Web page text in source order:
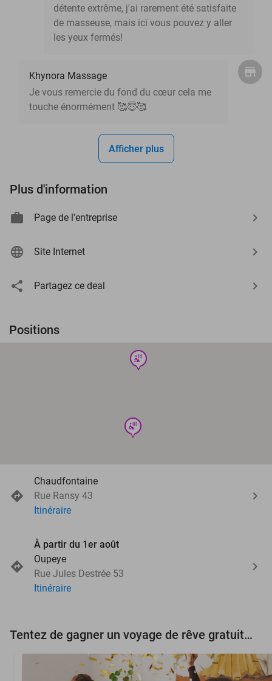
détente extrême, j'ai rarement été satisfaite
de masseuse, mais ici vous pouvez y aller
les yeux fermés!
Khynora Massage
Je vous remercie du fond du cœur cela me
touche énormément 🥰😇🥰
Afficher plus
Plus d'information
Page de l'entreprise
Site Internet
Partagez ce deal
Positions
wellness
wellness
Chaudfontaine
Rue Ransy 43
Itinéraire
À partir du 1er août
Oupeye
Rue Jules Destrée 53
Itinéraire
Tentez de gagner un voyage de rêve gratuit d'une valeur de 3.000 € !